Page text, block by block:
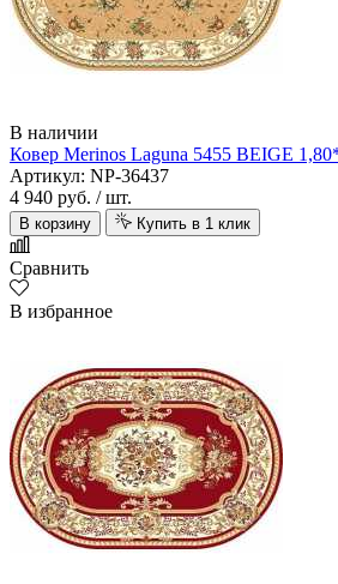
В наличии
Ковер Merinos Laguna 5455 BEIGE
Артикул: NP-36437
4 940 руб. / шт.
В корзину Купить в 1 клик
Сравнить
В избранное